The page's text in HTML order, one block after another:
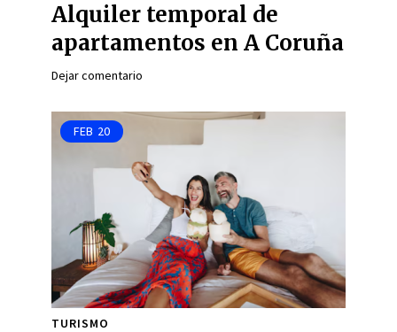
Alquiler temporal de
apartamentos en A Coruña
Dejar comentario
FEB 20
TURISMO